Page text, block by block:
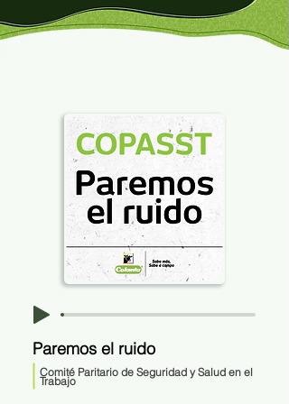
Paremos el ruido
Comité Paritario de Seguridad y Salud en el
Trabajo